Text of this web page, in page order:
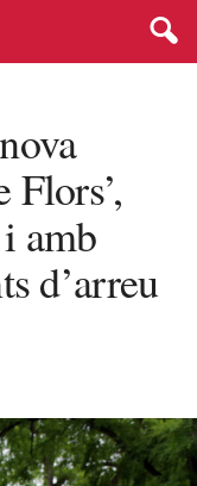
Flors’,
amb
d’arreu